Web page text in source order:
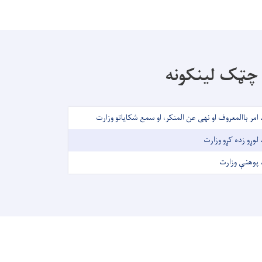
چټک لینکونه
امر باالمعروف او نهی عن المنکر، او سمع شکایاتو وزارت
لوړو زده کړو وزارت
پوهنې وزارت